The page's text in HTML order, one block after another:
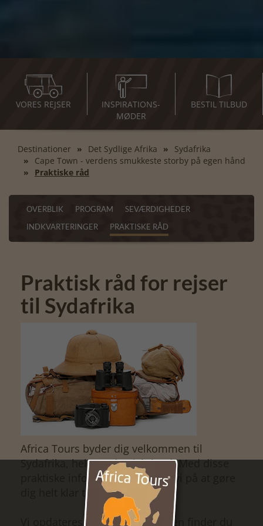
VORES REJSER
INSPIRATIONS-
MØDER
BESTIL TILBUD
Destinationer Det Sydlige Afrika
Sydafrika
Cape Town - verdens smukkeste storby på egen hånd
Praktiske råd
OVERBLIK PROGRAM
SEVÆRDIGHEDER
INDKVARTERINGER
PRAKTISKE RÅD
Praktisk råd for rejser
til Sydafrika
Africa Tours byder dig velkommen til
Sydafrika, hele verden i ét land. Med disse
praktiske informationer, håber vi på at gøre
dig helt klar til din rejse!
Vi opdateres løbende siden, men finder du